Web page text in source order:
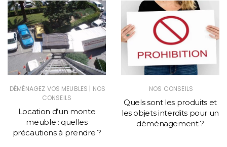
DÉMÉNAGEZ VOS MEUBLES | NOS
CONSEILS
Location d’un monte
meuble : quelles
précautions à prendre ?
NOS CONSEILS
Quels sont les produits et
les objets interdits pour un
déménagement ?